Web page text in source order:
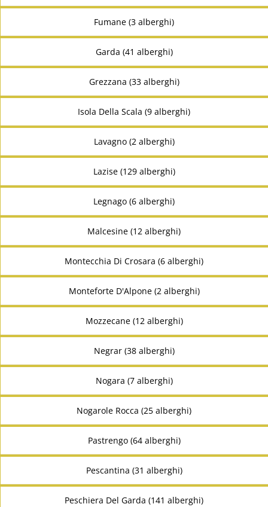
Fumane (3 alberghi)
Garda (41 alberghi)
Grezzana (33 alberghi)
Isola Della Scala (9 alberghi)
Lavagno (2 alberghi)
Lazise (129 alberghi)
Legnago (6 alberghi)
Malcesine (12 alberghi)
Montecchia Di Crosara (6 alberghi)
Monteforte D'Alpone (2 alberghi)
Mozzecane (12 alberghi)
Negrar (38 alberghi)
Nogara (7 alberghi)
Nogarole Rocca (25 alberghi)
Pastrengo (64 alberghi)
Pescantina (31 alberghi)
Peschiera Del Garda (141 alberghi)